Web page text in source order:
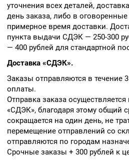
уточнения всех деталей,
день заказа, либо в оговоренные
примерное время доставки.
пункта выдачи СДЭК — 250-300
— 400 рублей для стандартной
Доставка «СДЭК».
Заказы отправляются в течение
оплаты.
Отправка заказа
«СДЭК», благодаря этому общий
сокращается на один день, не
перемещение отправлений со
отправляются по городам
Срочные заказы + 300 рублей к